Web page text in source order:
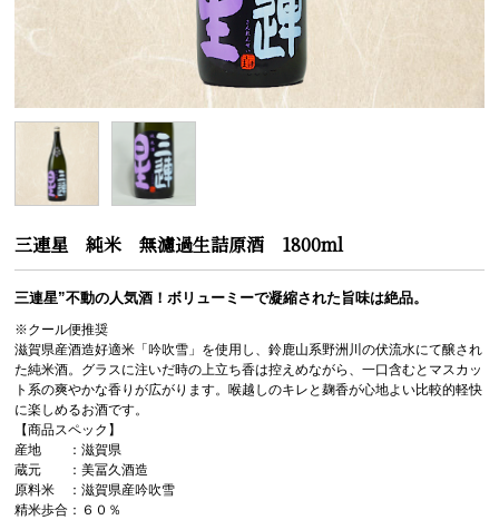
三連星 純米 無濾過生詰原酒 1800ml
三連星”不動の人気酒！ボリューミーで凝縮された旨味は絶品。
※クール便推奨
滋賀県産酒造好適米「吟吹雪」を使用し、鈴鹿山系野洲川の伏流水にて醸され
た純米酒。グラスに注いだ時の上立ち香は控えめながら、一口含むとマスカッ
ト系の爽やかな香りが広がります。喉越しのキレと麹香が心地よい比較的軽快
に楽しめるお酒です。
【商品スペック】
産地 ：滋賀県
蔵元 ：美冨久酒造
原料米 ：滋賀県産吟吹雪
精米歩合：６０％